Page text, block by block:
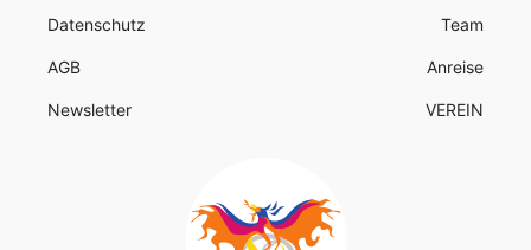
Datenschutz
AGB
Newsletter
Team
Anreise
VEREIN